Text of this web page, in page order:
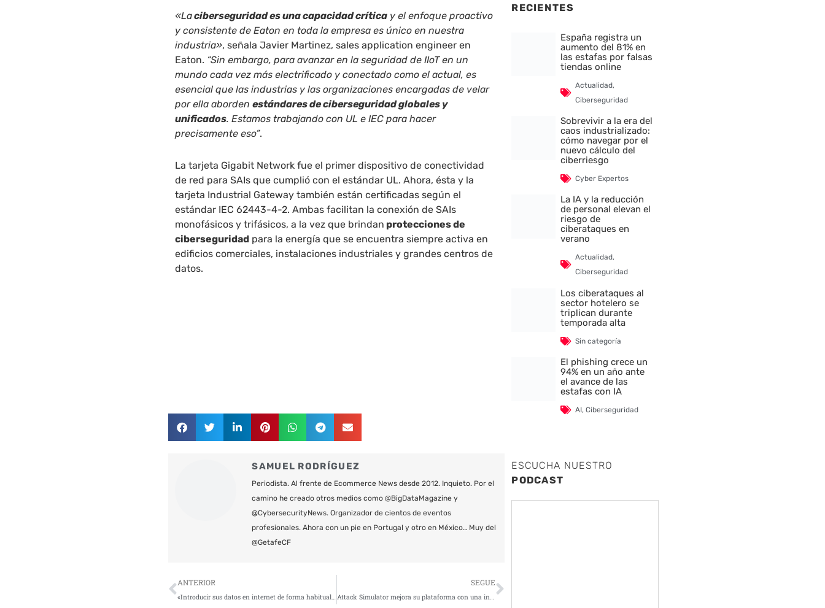
«Laciberseguridad es una capacidad crítica y el enfoque proactivo
y consistente de Eaton en toda la empresa es único en nuestra
industria», señala Javier Martinez, sales application engineer en
Eaton. “Sin embargo, para avanzar en la seguridad de IIoT en un
mundo cada vez más electrificado y conectado como el actual, es
esencial que las industrias y las organizaciones encargadas de velar
por ella abordenestándares de ciberseguridad globales y
unificados. Estamos trabajando con UL e IEC para hacer
precisamente eso”.
La tarjeta Gigabit Network fue el primer dispositivo de conectividad
de red para SAIs que cumplió con el estándar UL. Ahora, ésta y la
tarjeta Industrial Gateway también están certificadas según el
estándar IEC 62443-4-2. Ambas facilitan la conexión de SAIs
monofásicos y trifásicos, a la vez que brindan protecciones de
ciberseguridad para la energía que se encuentra siempre activa en
edificios comerciales, instalaciones industriales y grandes centros de
datos.
SAMUEL RODRÍGUEZ
Periodista. Al frente de Ecommerce News desde 2012. Inquieto. Por el
camino he creado otros medios como @BigDataMagazine y
@CybersecurityNews. Organizador de cientos de eventos
profesionales. Ahora con un pie en Portugal y otro en México… Muy del
@GetafeCF
Ant
ANTERIOR
«Introducir sus datos en internet de forma habitual y sin incurrir en investigaciones sobre la veracidad-seguridad del sitio web»
SEGUE
Attack Simulator mejora su plataforma con una interfaz más intuitiva
Siguiente
RECIENTES
España registra un
aumento del 81% en
las estafas por falsas
tiendas online
Actualidad,
Ciberseguridad
Sobrevivir a la era del
caos industrializado:
cómo navegar por el
nuevo cálculo del
ciberriesgo
Cyber Expertos
La IA y la reducción
de personal elevan el
riesgo de
ciberataques en
verano
Actualidad,
Ciberseguridad
Los ciberataques al
sector hotelero se
triplican durante
temporada alta
Sin categoría
El phishing crece un
94% en un año ante
el avance de las
estafas con IA
AI,Ciberseguridad
ESCUCHA NUESTRO
PODCAST